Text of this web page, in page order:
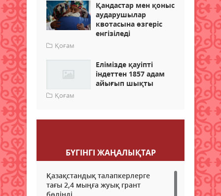
Қандастар мен қоныс
аударушылар
квотасына өзгеріс
енгізіледі
Қоғам
Елімізде қауіпті
індеттен 1857 адам
айығып шықты
Қоғам
БҮГІНГI ЖАҢАЛЫҚТАР
Қазақстандық талапкерлерге
тағы 2,4 мыңға жуық грант